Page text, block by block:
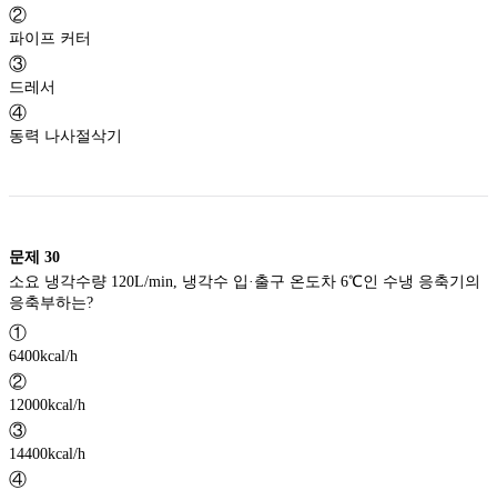
②
파이프 커터
③
드레서
④
동력 나사절삭기
문제 30
소요 냉각수량 120L/min, 냉각수 입·출구 온도차 6℃인 수냉 응축기의
①
6400kcal/h
②
12000kcal/h
③
14400kcal/h
④